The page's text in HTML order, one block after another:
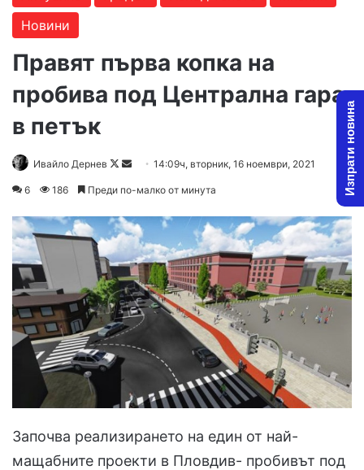
Новини
Правят първа копка на
пробива под Централна гара
в петък
Ивайло Дернев
F
l
o
w
o
n
X
d
n
e
m
a
14:09ч, вторник, 16 ноември, 2021
6 186 Преди по-малко от минута
Започва реализирането на един от най-
мащабните проекти в Пловдив- пробивът под
Изпрати новина